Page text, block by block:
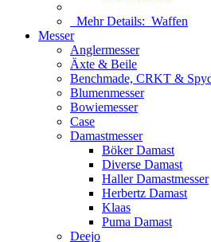
Mehr Details: Waffen
Messer
Anglermesser
Äxte & Beile
Benchmade, CRKT &
Blumenmesser
Bowiemesser
Case
Damastmesser
Böker Damast
Diverse Damast
Haller Damastmesser
Herbertz Damast
Klaas
Puma Damast
Deejo